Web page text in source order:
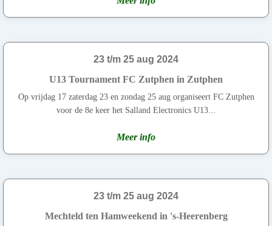
23 t/m 25 aug 2024
U13 Tournament FC Zutphen in Zutphen
Op vrijdag 17 zaterdag 23 en zondag 25 aug organiseert FC Zutphen
voor de 8e keer het Salland Electronics U13...
Meer info
23 t/m 25 aug 2024
Mechteld ten Hamweekend in 's-Heerenberg